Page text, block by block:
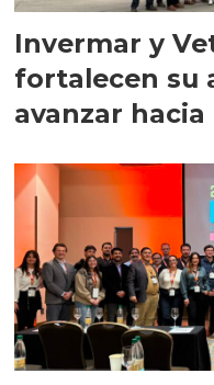
Invermar y
fortalecen su
avanzar